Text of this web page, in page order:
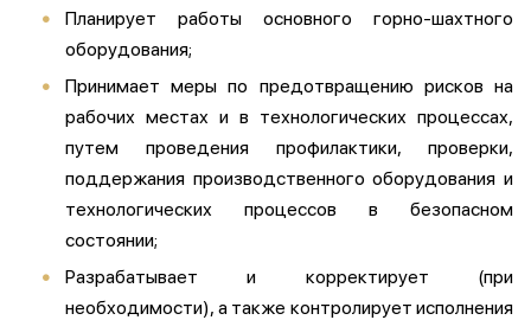
Планирует работы основного горно-шахтного
оборудования;
Принимает меры по предотвращению рисков на
рабочих местах и в технологических процессах,
путем проведения профилактики, проверки,
поддержания производственного оборудования и
технологических процессов в безопасном
состоянии;
Разрабатывает и корректирует (при
необходимости), а также контролирует исполнения